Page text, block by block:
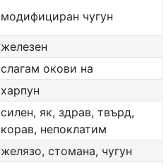
модифициран чугун
железен
слагам окови на
харпун
силен, як, здрав, твърд,
корав, непоклатим
желязо, стомана, чугун